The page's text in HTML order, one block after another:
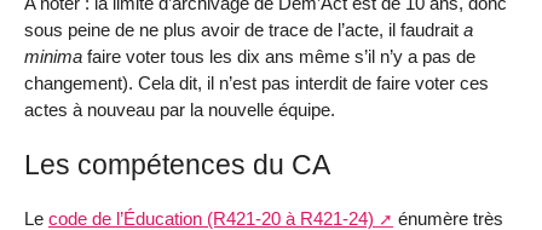
sous peine de ne plus avoir de trace de l’acte, il faudrait a
minima faire voter tous les dix ans même s’il n’y a pas de
changement). Cela dit, il n’est pas interdit de faire voter ces
actes à nouveau par la nouvelle équipe.
Les compétences du CA
Le code de l’Éducation (R421-20 à R421-24)
énumère très